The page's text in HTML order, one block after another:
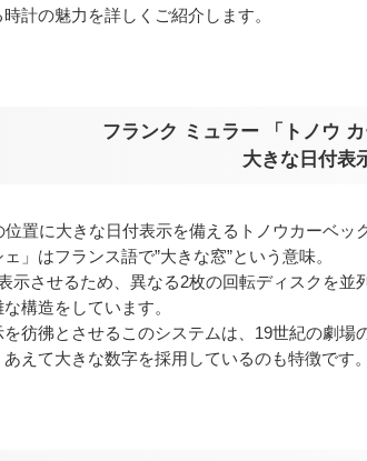
計の魅力を詳しくご紹介します。
フランク ミュラー 「トノウ
大きな日付表
位置に大きな日付表示を備えるトノウカーベッ
ェ」はフランス語で”大きな窓”という意味。
示させるため、異なる2枚の回転ディスクを
構造をしています。
彷彿とさせるこのシステムは、19世紀の劇
えて大きな数字を採用しているのも特徴です。